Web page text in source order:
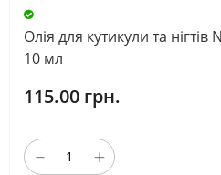
Олія для кутикули та
10 мл
115.00 грн.